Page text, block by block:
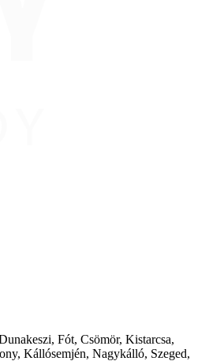
Fót, Csömör, Kistarcsa,
Kállósemjén, Nagykálló, Szeged,